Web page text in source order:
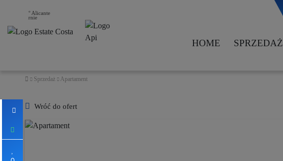
25° Alicante
HOME SPRZEDAŻ
Sprzedaż Apartament
Wróć do ofert